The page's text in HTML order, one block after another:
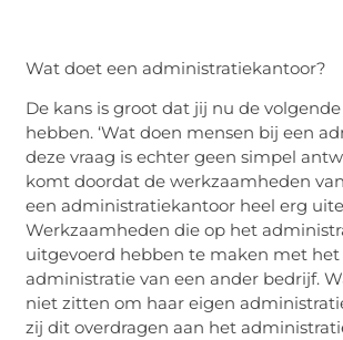
Wat doet een administratiekantoor?
De kans is groot dat jij nu de
hebben. ‘Wat doen mensen bij een
deze vraag is echter geen simpel
komt doordat de werkzaamheden
een administratiekantoor heel erg
Werkzaamheden die op het
uitgevoerd hebben te maken met
administratie van een ander bedrijf.
niet zitten om haar eigen
zij dit overdragen aan het